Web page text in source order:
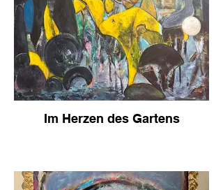
Im Herzen des Gartens